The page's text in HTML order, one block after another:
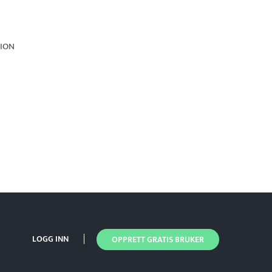
LOGG INN OPPRETT GRATIS BRUKER